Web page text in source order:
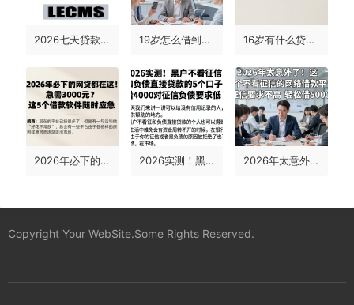
2026七天贷款必过口子大盘点！这5个利率透明，亲测有效速看！ 19岁怎么借到钱？2026年这5个口子能借1000，速看 16岁有什么贷款软件？2026年这5个平台能借3000，步骤简单易上手
2026年必下的网贷都在这！急需3000元？这5个借款软件随时应急 2026实测！黑户不看征信和负债直接贷款的5个口子，借4000对征信负债要求低 2026年太意外了！这5个不看征信的网络借款平台，征信要求不高轻松借5000
Copyright Your WebSite.Some Rights Reserved.